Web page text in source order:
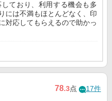
ており、利用する機会も多
には不満もほとんどなく、印
対応してもらえるので助かっ
78.3点 17件